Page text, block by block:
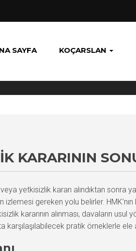
SAYFA KOÇARSLAN
KARARININ
yetkisizlik kararı alındıktan sonra
izlemesi gereken yolu belirler.
kararının alınması, davaların
pratik örneklerle ele